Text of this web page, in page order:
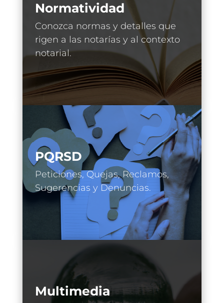
Normatividad
Conozca normas y detalles que
rigen a las notarías y al contexto
notarial.
PQRSD
Peticiones, Quejas, Reclamos,
Sugerencias y Denuncias.
Multimedia